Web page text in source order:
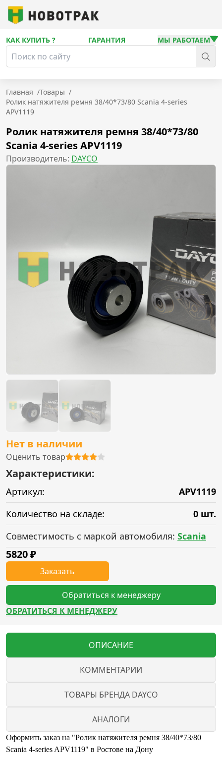
КАК КУПИТЬ ? ГАРАНТИЯ МЫ РАБОТАЕМ
Главная /Товары /
Ролик натяжителя ремня 38/40*73/80 Scania 4-series
APV1119
Ролик натяжителя ремня 38/40*73/80
Scania 4-series APV1119
Производитель: DAYCO
Нет в наличии
Оценить товар
Характеристики:
Артикул:
APV1119
Количество на складе:
0 шт.
Совместимость с маркой автомобиля: Scania
5820₽
Заказать
Обратиться к менеджеру
ОБРАТИТЬСЯ К МЕНЕДЖЕРУ
ОПИСАНИЕ
КОММЕНТАРИИ
ТОВАРЫ БРЕНДА DAYCO
АНАЛОГИ
Оформить заказ на "Ролик натяжителя ремня 38/40*73/80
Scania 4-series APV1119" в Ростове на Дону